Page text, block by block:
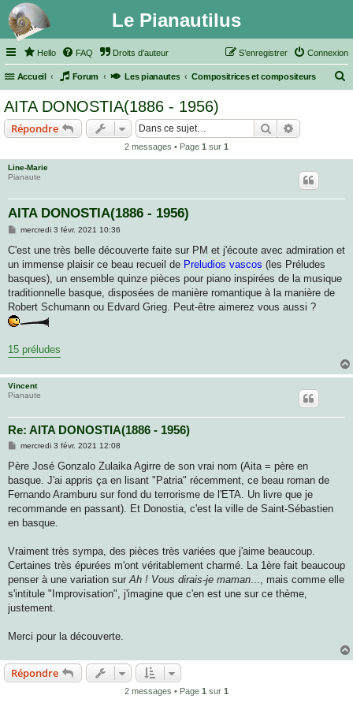
Le Pianautilus
Hello FAQ Droits d'auteur Connexion
S’enregistrer
Accueil Forum Les pianautes Compositrices et compositeurs
AITA DONOSTIA(1886 - 1956)
Répondre Rechercher
2 messages • Page 1 sur 1
Line-Marie
Pianaute
AITA DONOSTIA(1886 - 1956)
M
s
a
g
mercredi 3 févr. 2021 10:36
C'est une très belle découverte faite sur PM et j'écoute avec admiration et
un immense plaisir ce beau recueil de Preludios vascos (les Préludes
basques), un ensemble quinze pièces pour piano inspirées de la musique
traditionnelle basque, disposées de manière romantique à la manière de
Robert Schumann ou Edvard Grieg. Peut-être aimerez vous aussi ?
15 préludes
Vincent
Pianaute
Re: AITA DONOSTIA(1886 - 1956)
M
s
a
g
mercredi 3 févr. 2021 12:08
Père José Gonzalo Zulaika Agirre de son vrai nom (Aita = père en
basque. J'ai appris ça en lisant "Patria" récemment, ce beau roman de
Fernando Aramburu sur fond du terrorisme de l'ETA. Un livre que je
recommande en passant). Et Donostia, c'est la ville de Saint-Sébastien
en basque.
Vraiment très sympa, des pièces très variées que j'aime beaucoup.
Certaines très épurées m'ont véritablement charmé. La 1ère fait beaucoup
penser à une variation sur Ah ! Vous dirais-je maman ..., mais comme elle
s'intitule "Improvisation", j'imagine que c'en est une sur ce thème,
justement.
Merci pour la découverte.
Répondre
2 messages • Page 1 sur 1